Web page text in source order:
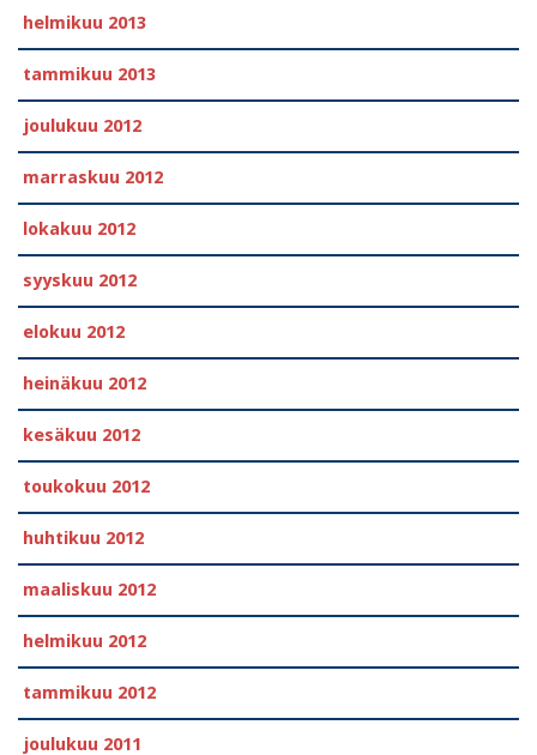
helmikuu 2013
tammikuu 2013
joulukuu 2012
marraskuu 2012
lokakuu 2012
syyskuu 2012
elokuu 2012
heinäkuu 2012
kesäkuu 2012
toukokuu 2012
huhtikuu 2012
maaliskuu 2012
helmikuu 2012
tammikuu 2012
joulukuu 2011